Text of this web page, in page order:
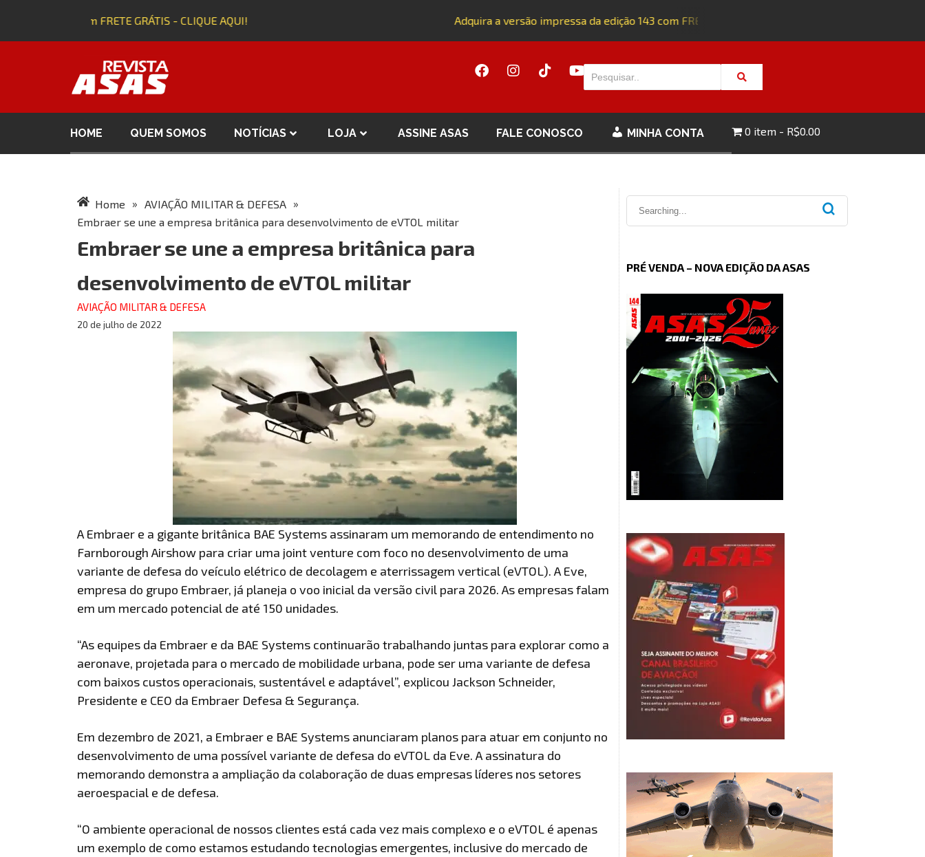
143 com FRETE GRÁTIS - CLIQUE AQUI! Adquira a versão impressa da edição 143 com FRETE GRÁTIS - CLIQUE AQUI!
HOME QUEM SOMOS NOTÍCIAS LOJA ASSINE ASAS FALE CONOSCO MINHA CONTA 0 item R$0.00
Home » AVIAÇÃO MILITAR & DEFESA »
Embraer se une a empresa britânica para desenvolvimento de eVTOL militar
Embraer se une a empresa britânica para
desenvolvimento de eVTOL militar
AVIAÇÃO MILITAR & DEFESA
20 de julho de 2022
A Embraer e a gigante britânica BAE Systems assinaram um memorando de entendimento no
Farnborough Airshow para criar uma joint venture com foco no desenvolvimento de uma
variante de defesa do veículo elétrico de decolagem e aterrissagem vertical (eVTOL). A Eve,
empresa do grupo Embraer, já planeja o voo inicial da versão civil para 2026. As empresas falam
em um mercado potencial de até 150 unidades.
“As equipes da Embraer e da BAE Systems continuarão trabalhando juntas para explorar como a
aeronave, projetada para o mercado de mobilidade urbana, pode ser uma variante de defesa
com baixos custos operacionais, sustentável e adaptável”, explicou Jackson Schneider,
Presidente e CEO da Embraer Defesa & Segurança.
Em dezembro de 2021, a Embraer e BAE Systems anunciaram planos para atuar em conjunto no
desenvolvimento de uma possível variante de defesa do eVTOL da Eve. A assinatura do
memorando demonstra a ampliação da colaboração de duas empresas líderes nos setores
aeroespacial e de defesa.
“O ambiente operacional de nossos clientes está cada vez mais complexo e o eVTOL é apenas
um exemplo de como estamos estudando tecnologias emergentes, inclusive do mercado de
PRÉ VENDA – NOVA EDIÇÃO DA ASAS